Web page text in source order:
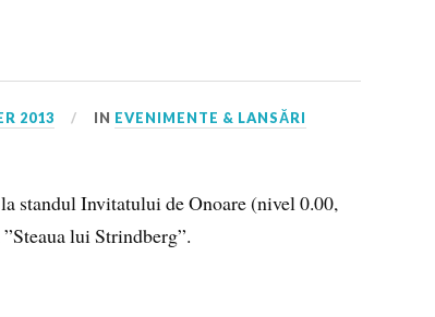
2013 IN EVENIMENTE & LANSĂRI
standul Invitatului de Onoare (nivel 0.00,
lui Strindberg”.